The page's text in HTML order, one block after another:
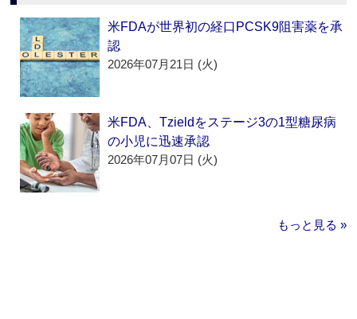
米FDAが世界初の経口PCSK9阻害薬を承
認
2026年07月21日 (火)
米FDA、Tzieldをステージ3の1型糖尿病
の小児に迅速承認
2026年07月07日 (火)
もっと見る »